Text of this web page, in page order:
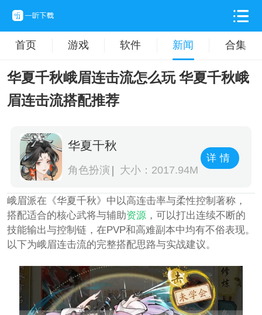
首页 游戏 软件 新闻 合集
华夏千秋峨眉连击流怎么玩 华夏千秋峨
眉连击流搭配推荐
华夏千秋
角色扮演 大小：2017.94M
详情
峨眉派在《华夏千秋》中以高连击率与柔性控制著称，
搭配适合的核心武将与辅助资源，可以打出连续不断的
技能输出与控制链，在PVP和高难副本中均有不俗表现。
以下为峨眉连击流的完整搭配思路与实战建议。